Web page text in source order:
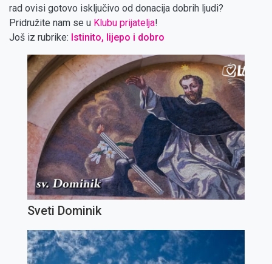
rad ovisi gotovo isključivo od donacija dobrih ljudi?
Pridružite nam se u Klubu prijatelja!
Još iz rubrike: Istinito, lijepo i dobro
Sveti Dominik